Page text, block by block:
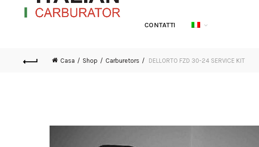
CONTATTI
Casa Shop Carburetors DELLORTO FZD 30-24 SERVICE KIT